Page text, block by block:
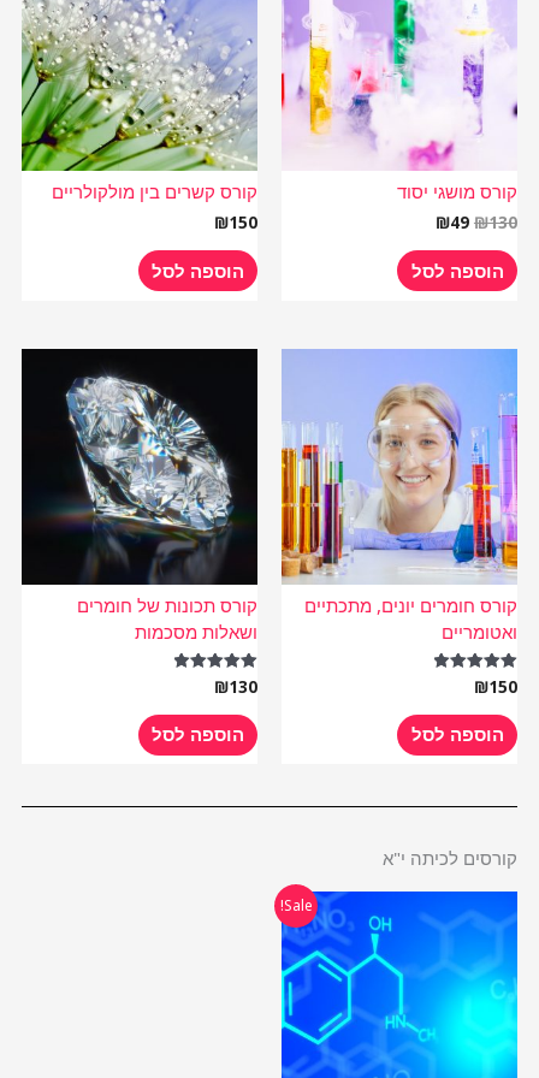
קורס מושגי יסוד
₪130
₪130.
₪49
₪49.
הוספה לסל
קורס קשרים בין מולקולריים
₪150
הוספה לסל
קורס חומרים יונים, מתכתיים
ואטומריים
דורג
5.00
מתוך 5
₪150
הוספה לסל
קורס תכונות של חומרים
ושאלות מסכמות
דורג
5.00
מתוך 5
₪130
הוספה לסל
קורסים לכיתה י"א
Sale!
המקורי
₪970.
הנוכחי
₪485.